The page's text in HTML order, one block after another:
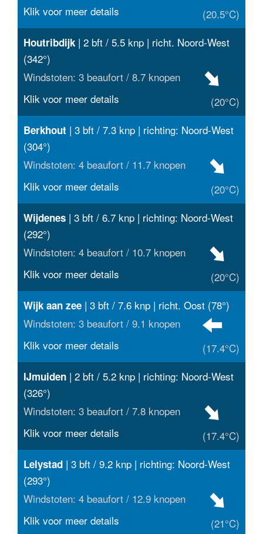
(20.5°C)
Klik voor meer details
Houtribdijk | 2 bft / 5.5 knp | richt. Noord-West
(342°)
Windstoten: 3 beaufort / 8.7 knopen
(20°C)
Klik voor meer details
Berkhout | 3 bft / 7.3 knp | richting: Noord-West
(304°)
Windstoten: 4 beaufort / 11.7 knopen
(20°C)
Klik voor meer details
Wijdenes | 3 bft / 6.7 knp | richting: Noord-West
(292°)
Windstoten: 4 beaufort / 10.7 knopen
(20°C)
Klik voor meer details
Wijk aan zee | 3 bft / 7.6 knp | richt. Oost (78°)
Windstoten: 3 beaufort / 9.1 knopen
(17.4°C)
Klik voor meer details
IJmuiden | 2 bft / 5.2 knp | richting: Noord-West
(326°)
Windstoten: 3 beaufort / 7.8 knopen
(17.4°C)
Klik voor meer details
Lelystad | 3 bft / 9.2 knp | richting: Noord-West
(293°)
Windstoten: 4 beaufort / 12.9 knopen
(21°C)
Klik voor meer details